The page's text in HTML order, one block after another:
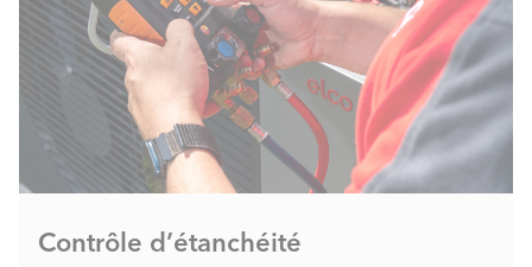
Contrôle d’étanchéité